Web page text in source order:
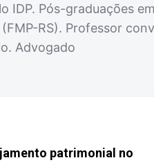
IDP. Pós-graduações
RS). Professor
Advogado
patrimonial no